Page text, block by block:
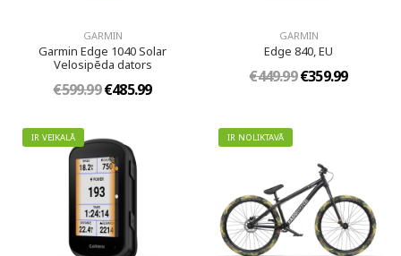
GARMIN
Garmin Edge 1040 Solar
Velosipēda dators
€599.99€485.99
GARMIN
Edge 840, EU
€449.99€359.99
IR VEIKALĀ IR NOLIKTAVĀ